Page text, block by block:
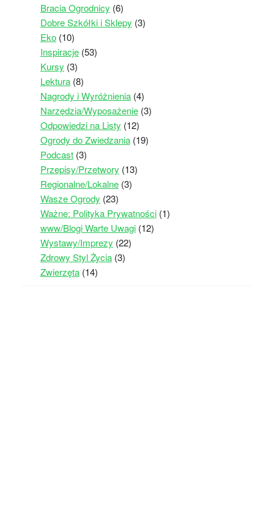
Bracia Ogrodnicy (6)
Dobre Szkółki i Sklepy (3)
Eko(10)
Inspiracje(53)
Kursy (3)
Lektura(8)
Nagrody i Wyróżnienia(4)
Narzędzia/Wyposażenie(3)
Odpowiedzi na Listy (12)
Ogrody do Zwiedzania(19)
Podcast(3)
Przepisy/Przetwory (13)
Regionalne/Lokalne(3)
Wasze Ogrody (23)
Ważne: Polityka Prywatności(1)
www/Blogi Warte Uwagi(12)
Wystawy/Imprezy (22)
Zdrowy Styl Życia(3)
Zwierzęta(14)